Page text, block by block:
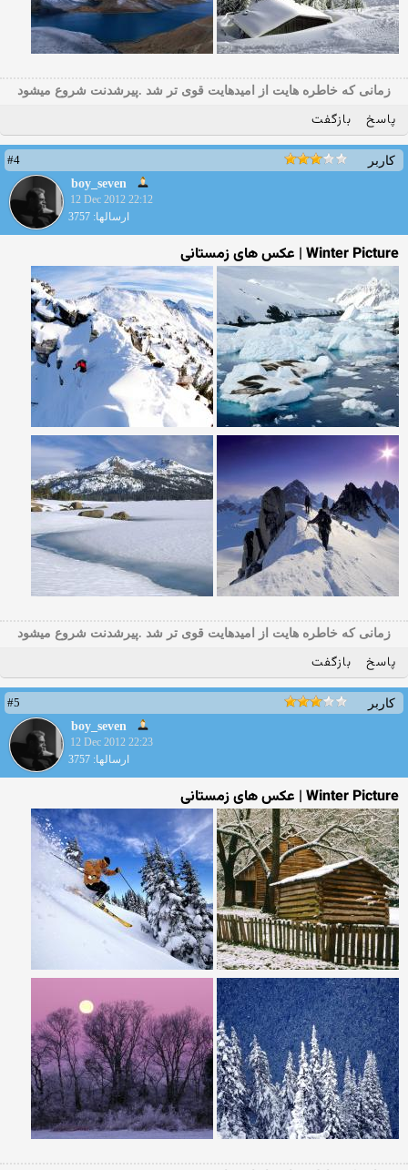
زمانی که خاطره هایت از امیدهایت قوی تر شد .پیرشدنت شروع میشود
پاسخ بازگفت
کاربر
#4
boy_seven
12 Dec 2012 22:12
ارسالها: 3757
Winter Picture | عکس های زمستانی
زمانی که خاطره هایت از امیدهایت قوی تر شد .پیرشدنت شروع میشود
پاسخ بازگفت
کاربر
#5
boy_seven
12 Dec 2012 22:23
ارسالها: 3757
Winter Picture | عکس های زمستانی